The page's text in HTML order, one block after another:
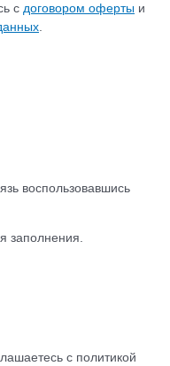
с договором оферты и
воспользовавшись
заполнения.
с политикой